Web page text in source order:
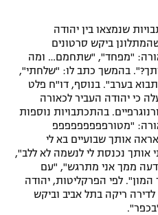
שנמצאו בין יהודה
ביקש סרטונים
"מפחד", "שתחמם… ומה
בהמשך כתב לו: "שלחתי",
בערב". בנוסף, דו"ח פלט
מיום 13 במרץ 2026 העלה כי יהודה העביר לכאורה
פורנוגרפיים. בהתכתבויות נוספות
"מטורפפפפפפפפפ
אותך שבועיים בא לי
אותך נכנסת לי לנשמה לא ללב",
ממך אני מתרגש", "עם
לפי הפרקליטות, יהודה
ריקה בתל אביב וביקש